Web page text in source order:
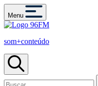
Menu
som+conteúdo